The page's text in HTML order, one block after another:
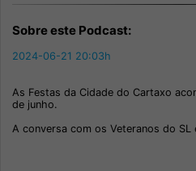
Sobre este Podcast:
2024-06-21 20:03h
As Festas da Cidade do Cartaxo
de junho.
A conversa com os Veteranos do SL